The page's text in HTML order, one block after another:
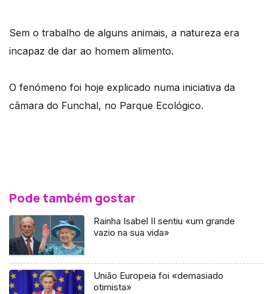
Sem o trabalho de alguns animais, a natureza era
incapaz de dar ao homem alimento.
O fenómeno foi hoje explicado numa iniciativa da
câmara do Funchal, no Parque Ecológico.
Pode também gostar
Rainha Isabel II sentiu «um grande
vazio na sua vida»
União Europeia foi «demasiado
otimista»